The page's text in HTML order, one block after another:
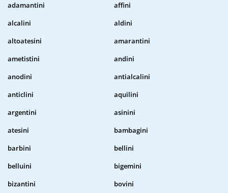
adamantini
affini
alcalini
aldini
altoatesini
amarantini
ametistini
andini
anodini
antialcalini
anticlini
aquilini
argentini
asinini
atesini
bambagini
barbini
bellini
belluini
bigemini
bizantini
bovini